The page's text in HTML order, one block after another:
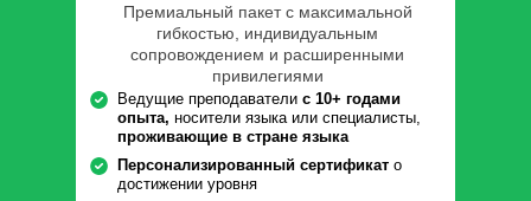
Премиальный пакет с максимальной
гибкостью, индивидуальным
сопровождением и расширенными
привилегиями
Ведущие преподаватели с 10+ годами
опыта, носители языка или специалисты,
проживающие в стране языка
Персонализированный сертификат о
достижении уровня